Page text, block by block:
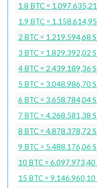
1.8 BTC =
1.9 BTC =
2 BTC = 1.219.594,68
3 BTC = 1.829.392,02
4 BTC = 2.439.189,36
5 BTC = 3.048.986,70
6 BTC = 3.658.784,04
7 BTC = 4.268.581,38
8 BTC = 4.878.378,72
9 BTC = 5.488.176,06
10 BTC = 6.097.973,40
15 BTC = 9.146.960,10